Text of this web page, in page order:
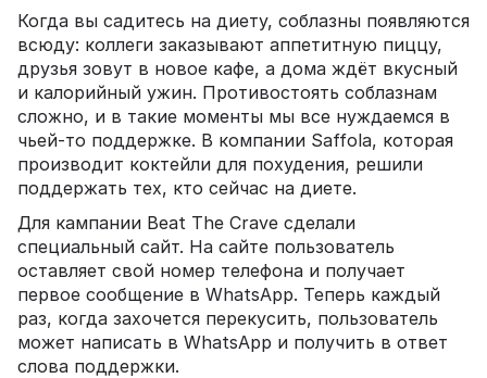
Когда вы садитесь на диету, соблазны появляются
всюду: коллеги заказывают аппетитную пиццу,
друзья зовут в новое кафе, а дома ждёт вкусный
и калорийный ужин. Противостоять соблазнам
сложно, и в такие моменты мы все нуждаемся в
чьей-то поддержке. В компании Saffola, которая
производит коктейли для похудения, решили
поддержать тех, кто сейчас на диете.
Для кампании Beat The Crave сделали
специальный сайт. На сайте пользователь
оставляет свой номер телефона и получает
первое сообщение в WhatsApp. Теперь каждый
раз, когда захочется перекусить, пользователь
может написать в WhatsApp и получить в ответ
слова поддержки.